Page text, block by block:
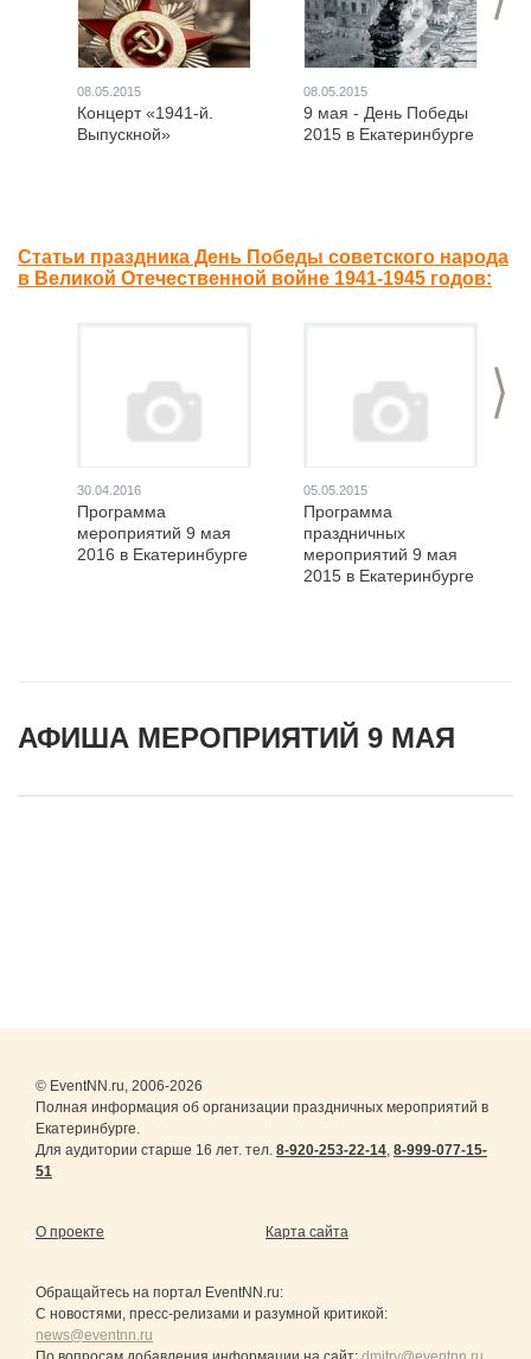
08.05.2015
Концерт «1941-й.
Выпускной»
08.05.2015
9 мая - День Победы
2015 в Екатеринбурге
Статьи праздника День Победы советского народа
в Великой Отечественной войне 1941-1945 годов:
>
30.04.2016
Программа
мероприятий 9 мая
2016 в Екатеринбурге
05.05.2015
Программа
праздничных
мероприятий 9 мая
2015 в Екатеринбурге
АФИША МЕРОПРИЯТИЙ 9 МАЯ
© EventNN.ru, 2006-2026
Полная информация об организации праздничных мероприятий в
Екатеринбурге.
Для аудитории старше 16 лет. тел. 8-920-253-22-14, 8-999-077-15-
51
О проекте Карта сайта
Обращайтесь на портал EventNN.ru:
С новостями, пресс-релизами и разумной критикой:
news@eventnn.ru